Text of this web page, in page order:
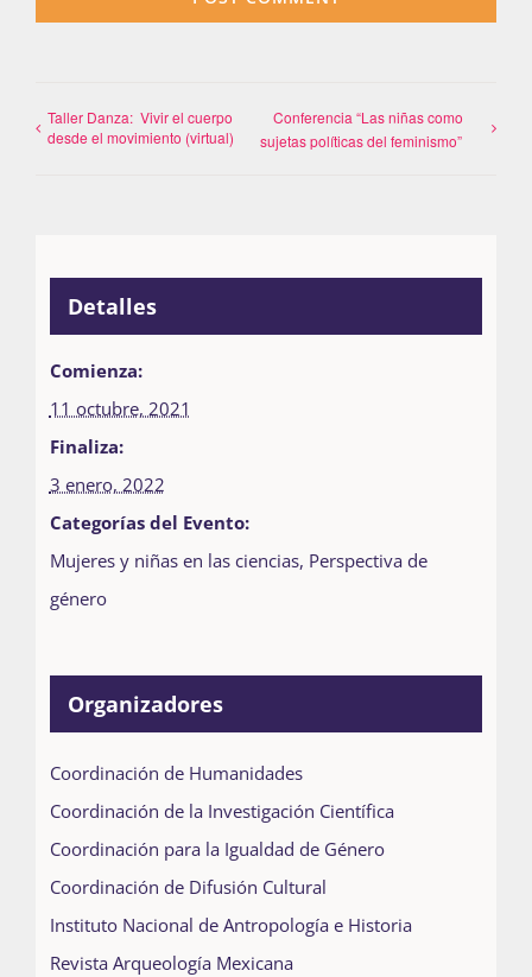
Taller Danza: Vivir el cuerpo
desde el movimiento (virtual)
Conferencia “Las niñas como
sujetas políticas del feminismo”
Detalles
Comienza:
11 octubre, 2021
Finaliza:
3 enero, 2022
Categorías del Evento:
Mujeres y niñas en las ciencias, Perspectiva de
género
Organizadores
Coordinación de Humanidades
Coordinación de la Investigación Científica
Coordinación para la Igualdad de Género
Coordinación de Difusión Cultural
Instituto Nacional de Antropología e Historia
Revista Arqueología Mexicana